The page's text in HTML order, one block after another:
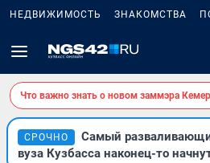
НЕДВИЖИМОСТЬ ЗНАКОМСТВА
Что важно знать о новом заммэра
СРОЧНО
Самый
вуза Кузбасса наконец-то